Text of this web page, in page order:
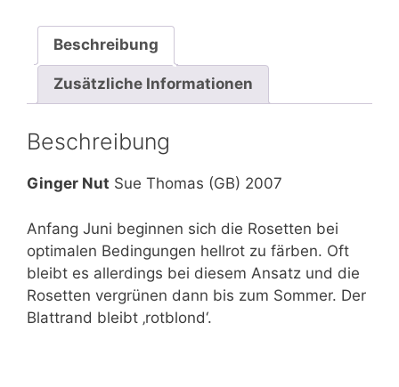
Beschreibung
Zusätzliche Informationen
Beschreibung
Ginger Nut Sue Thomas (GB) 2007
Anfang Juni beginnen sich die Rosetten bei
optimalen Bedingungen hellrot zu färben. Oft
bleibt es allerdings bei diesem Ansatz und die
Rosetten vergrünen dann bis zum Sommer. Der
Blattrand bleibt ‚rotblond‘.